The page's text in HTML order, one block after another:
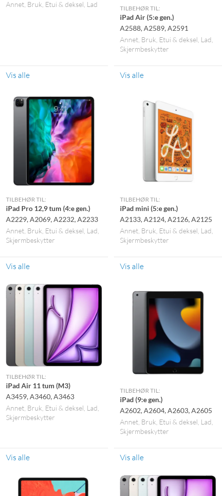
Annet Bruk Etui & deksel Lad
Vis alle
TILBEHØR TIL:
iPad Air (5:e gen.)
A2588, A2589, A2591
Annet Bruk Etui & deksel Lad
Skjermbeskytter
Vis alle
TILBEHØR TIL:
iPad Pro 12,9 tum (4:e gen.)
A2229, A2069, A2232, A2233
Annet Bruk Etui & deksel Lad
Skjermbeskytter
Vis alle
TILBEHØR TIL:
iPad mini (5:e gen.)
A2133, A2124, A2126, A2125
Annet Bruk Etui & deksel Lad
Skjermbeskytter
Vis alle
TILBEHØR TIL:
iPad Air 11 tum (M3)
A3459, A3460, A3463
Annet Bruk Etui & deksel Lad
Skjermbeskytter
Vis alle
TILBEHØR TIL:
iPad (9:e gen.)
A2602, A2604, A2603, A2605
Annet Bruk Etui & deksel Lad
Skjermbeskytter
Vis alle